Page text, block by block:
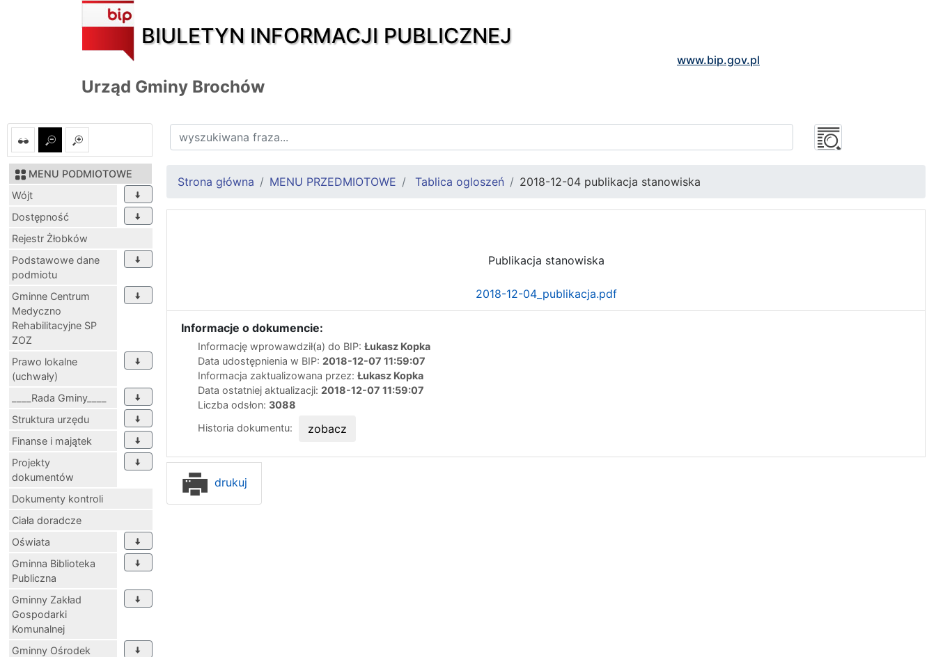
BIULETYN INFORMACJI PUBLICZNEJ
www.bip.gov.pl
Urząd Gminy Brochów
MENU PODMIOTOWE
Wójt
Dostępność
Rejestr Żłobków
Podstawowe dane
podmiotu
Gminne Centrum
Medyczno
Rehabilitacyjne SP
ZOZ
Prawo lokalne
(uchwały)
____Rada Gminy____
Struktura urzędu
Finanse i majątek
Projekty
dokumentów
Dokumenty kontroli
Ciała doradcze
Oświata
Gminna Biblioteka
Publiczna
Gminny Zakład
Gospodarki
Komunalnej
Gminny Ośrodek
Strona główna MENU PRZEDMIOTOWE Tablica ogloszeń 2018-12-04 publikacja stanowiska
Publikacja stanowiska
2018-12-04_publikacja.pdf
Informacje o dokumencie:
Informację wprowawdził(a) do BIP: Łukasz Kopka
Data udostępnienia w BIP: 2018-12-07 11:59:07
Informacja zaktualizowana przez: Łukasz Kopka
Data ostatniej aktualizacji: 2018-12-07 11:59:07
Liczba odsłon: 3088
Historia dokumentu:
zobacz
drukuj